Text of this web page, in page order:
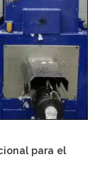
para el